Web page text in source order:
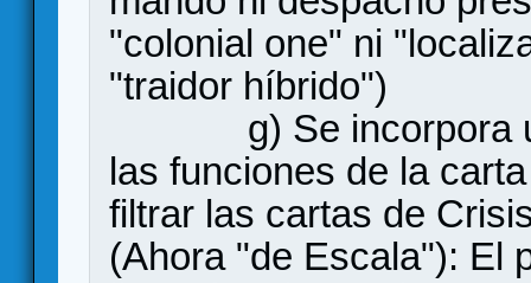
"colonial one" ni
"traidor híbrido")
g) Se incorpora
las funciones de la
filtrar las cartas de
(Ahora "de Escala"): El